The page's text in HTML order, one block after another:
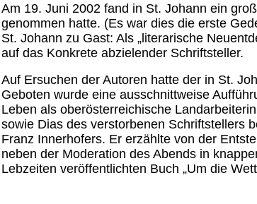
Am 19. Juni 2002 fand in St. Johann ein
genommen hatte. (Es war dies die erste
St. Johann zu Gast: Als „literarische
auf das Konkrete abzielender Schriftsteller.
Auf Ersuchen der Autoren hatte der in St.
Geboten wurde eine ausschnittweise
Leben als oberösterreichische
sowie Dias des verstorbenen Schriftstellers
Franz Innerhofers. Er erzählte von der
neben der Moderation des Abends in
Lebzeiten veröffentlichten Buch „Um die